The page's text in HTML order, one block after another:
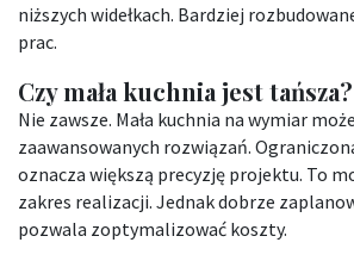
niższych widełkach. Bardziej
prac.
Czy mała kuchnia jest tańsza?
Nie zawsze. Mała kuchnia na wymiar
zaawansowanych rozwiązań.
oznacza większą precyzję projektu. To
zakres realizacji. Jednak dobrze
pozwala zoptymalizować koszty.